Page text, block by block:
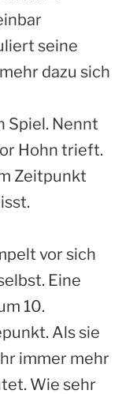
seine
dazu sich
Spiel. Nennt
Hohn trieft.
Zeitpunkt
vor sich
Eine
10.
Als sie
immer mehr
Wie sehr